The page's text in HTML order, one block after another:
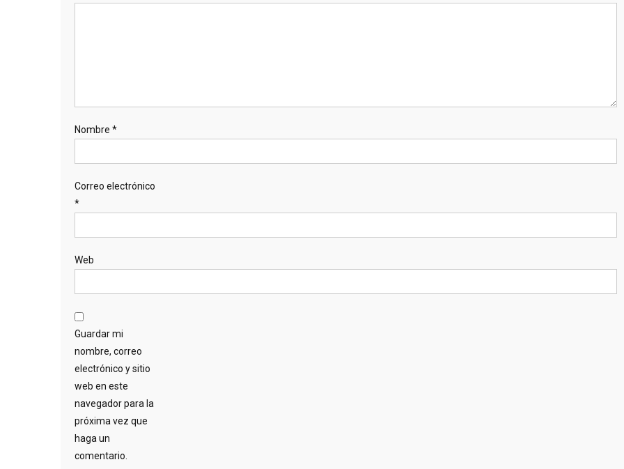
Nombre *
Correo electrónico
*
Web
Guardar mi
nombre, correo
electrónico y sitio
web en este
navegador para la
próxima vez que
haga un
comentario.